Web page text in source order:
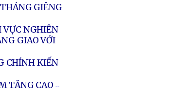
GIÊNG
VỰC NGHIÊN
GIAO VỚI
CHÍNH KIẾN
TĂNG CAO --